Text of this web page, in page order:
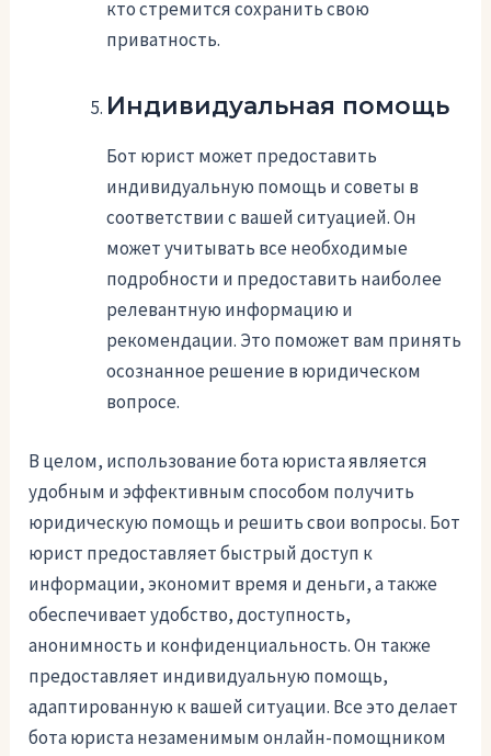
кто стремится сохранить свою
приватность.
Индивидуальная помощь
Бот юрист может предоставить
индивидуальную помощь и советы в
соответствии с вашей ситуацией. Он
может учитывать все необходимые
подробности и предоставить наиболее
релевантную информацию и
рекомендации. Это поможет вам принять
осознанное решение в юридическом
вопросе.
В целом, использование бота юриста является
удобным и эффективным способом получить
юридическую помощь и решить свои вопросы. Бот
юрист предоставляет быстрый доступ к
информации, экономит время и деньги, а также
обеспечивает удобство, доступность,
анонимность и конфиденциальность. Он также
предоставляет индивидуальную помощь,
адаптированную к вашей ситуации. Все это делает
бота юриста незаменимым онлайн-помощником